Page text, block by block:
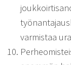
varmistaa